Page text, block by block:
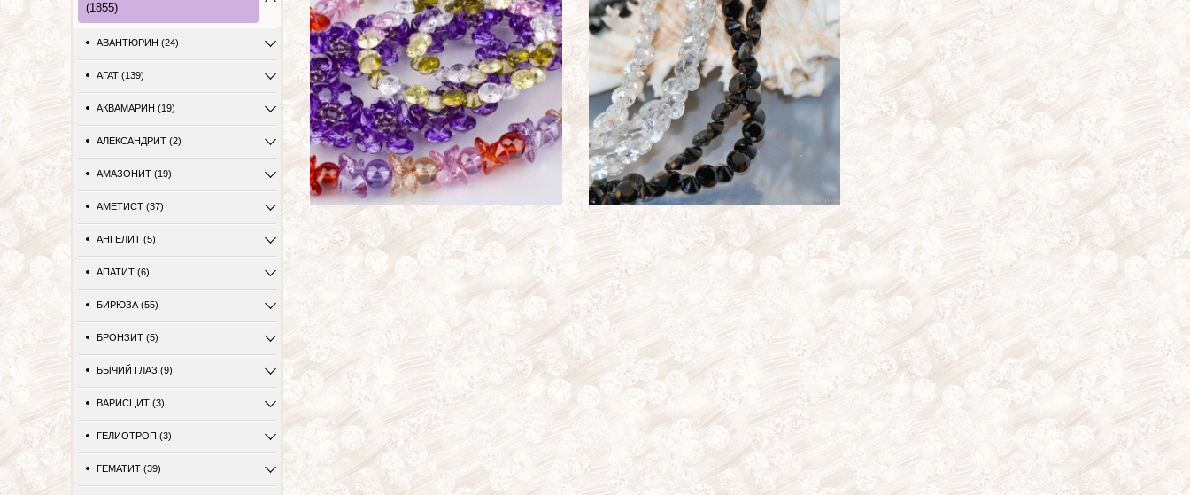
(1855)
АВАНТЮРИН (24)
АГАТ (139)
АКВАМАРИН (19)
АЛЕКСАНДРИТ (2)
АМАЗОНИТ (19)
АМЕТИСТ (37)
АНГЕЛИТ (5)
АПАТИТ (6)
БИРЮЗА (55)
БРОНЗИТ (5)
БЫЧИЙ ГЛАЗ (9)
ВАРИСЦИТ (3)
ГЕЛИОТРОП (3)
ГЕМАТИТ (39)